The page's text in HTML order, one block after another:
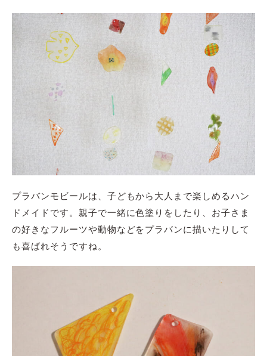
プラバンモビールは、子どもから大人まで楽しめるハン
ドメイドです。親子で一緒に色塗りをしたり、お子さま
の好きなフルーツや動物などをプラバンに描いたりして
も喜ばれそうですね。